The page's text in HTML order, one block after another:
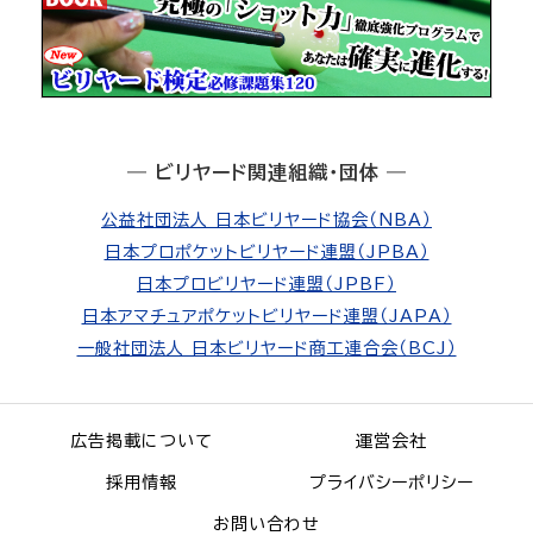
― ビリヤード関連組織・団体 ―
公益社団法人 日本ビリヤード協会（NBA）
日本プロポケットビリヤード連盟（JPBA）
日本プロビリヤード連盟（JPBF）
日本アマチュアポケットビリヤード連盟（JAPA）
一般社団法人 日本ビリヤード商工連合会（BCJ）
広告掲載について 運営会社
採用情報 プライバシーポリシー
お問い合わせ